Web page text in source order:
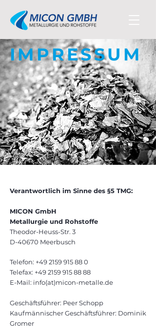
IMPRESSUM
Verantwortlich im Sinne des §5 TMG:
MICON GmbH
Metallurgie und Rohstoffe
Theodor-Heuss-Str. 3
D-40670 Meerbusch
Telefon: +49 2159 915 88 0
Telefax: +49 2159 915 88 88
E-Mail: info(at)micon-metalle.de
Geschäftsführer: Peer Schopp
Kaufmännischer Geschäftsführer: Dominik
Gromer